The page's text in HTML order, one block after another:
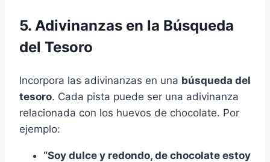
5. Adivinanzas en la Búsqueda
del Tesoro
Incorpora las adivinanzas en una búsqueda del
tesoro. Cada pista puede ser una adivinanza
relacionada con los huevos de chocolate. Por
ejemplo:
“Soy dulce y redondo, de chocolate estoy